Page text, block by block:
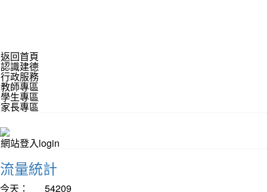
返回首頁
認識建德
行政服務
教師專區
學生專區
家長專區
網站登入login
流量統計
今天：
54209